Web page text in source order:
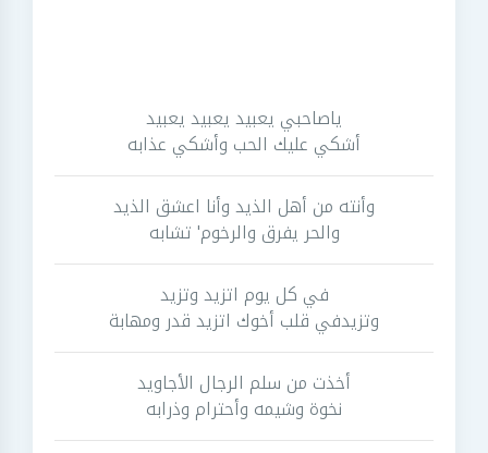
ياصاحبي يعبيد يعبيد يعبيد
أشكي عليك الحب وأشكي عذابه
وأنته من أهل الذيد وأنا اعشق الذيد
والحر يفرق والرخوم' تشابه
في كل يوم اتزيد وتزيد
وتزيدفي قلب أخوك اتزيد قدر ومهابة
أخذت من سلم الرجال الأجاويد
نخوة وشيمه وأحترام وذرابه